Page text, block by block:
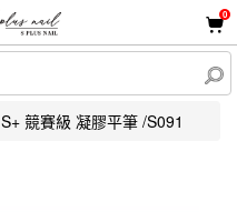
0
S+ 競賽級 凝膠平筆 /S091